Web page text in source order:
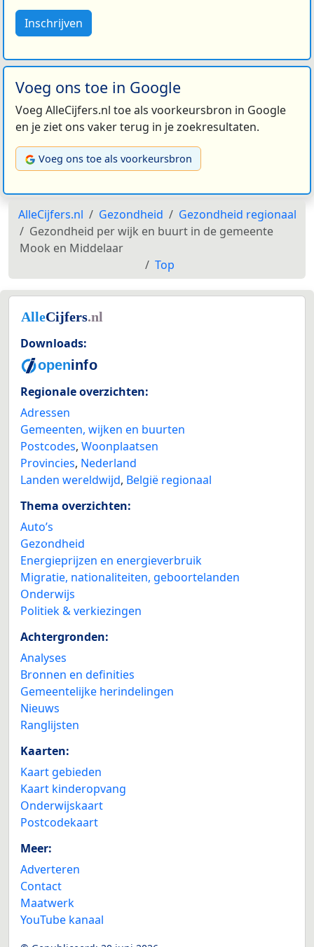
Inschrijven
Voeg ons toe in Google
Voeg AlleCijfers.nl toe als voorkeursbron in Google
en je ziet ons vaker terug in je zoekresultaten.
Voeg ons toe als voorkeursbron
AlleCijfers.nl Gezondheid
Gezondheid regionaal
Gezondheid per wijk en buurt in de gemeente
Mook en Middelaar
Top
Downloads:
Regionale overzichten:
Adressen
Gemeenten, wijken en buurten
Postcodes, Woonplaatsen
Provincies, Nederland
Landen wereldwijd, België regionaal
Thema overzichten:
Auto’s
Gezondheid
Energieprijzen en energieverbruik
Migratie, nationaliteiten, geboortelanden
Onderwijs
Politiek & verkiezingen
Achtergronden:
Analyses
Bronnen en definities
Gemeentelijke herindelingen
Nieuws
Ranglijsten
Kaarten:
Kaart gebieden
Kaart kinderopvang
Onderwijskaart
Postcodekaart
Meer:
Adverteren
Contact
Maatwerk
YouTube kanaal